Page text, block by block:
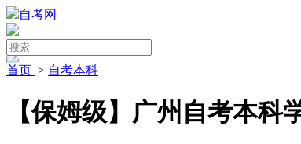
自考网
首页 > 自考本科
【保姆级】广州自考本科